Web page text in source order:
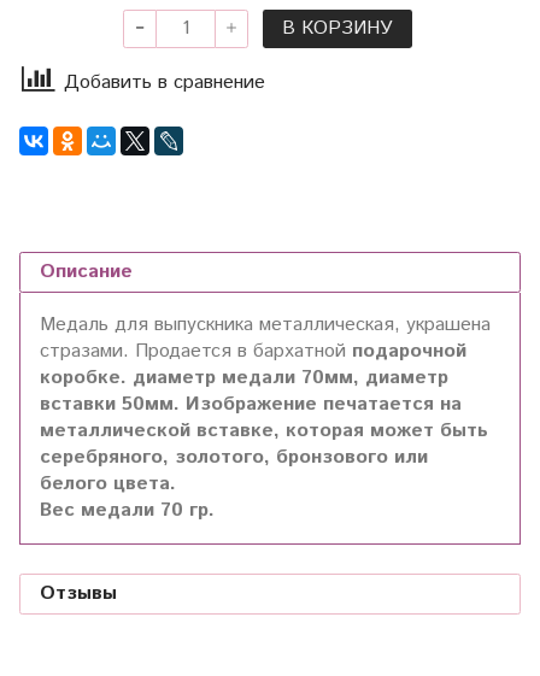
В КОРЗИНУ
Добавить в сравнение
Описание
Медаль для выпускника металлическая, украшена
стразами. Продается в бархатной подарочной
коробке. диаметр медали 70мм, диаметр
вставки 50мм. Изображение печатается на
металлической вставке, которая может быть
серебряного, золотого, бронзового или
белого цвета.
Вес медали 70 гр.
Отзывы